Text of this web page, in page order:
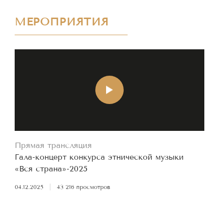
МЕРОПРИЯТИЯ
Прямая трансляция
Гала-концерт конкурса этнической музыки
«Вся страна»-2025
04.12.2025 43 216 просмотров